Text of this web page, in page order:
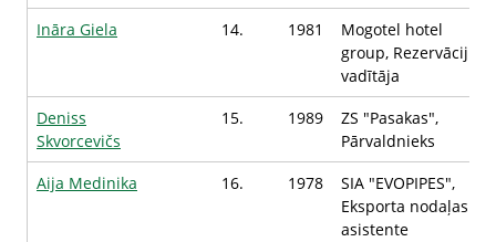
Ināra Giela
14. 1981
Mogotel hotel
group, Rezervāciju
vadītāja
Deniss
Skvorcevičs
15. 1989
ZS "Pasakas",
Pārvaldnieks
Aija Medinika
16. 1978
SIA "EVOPIPES",
Eksporta nodaļas
asistente